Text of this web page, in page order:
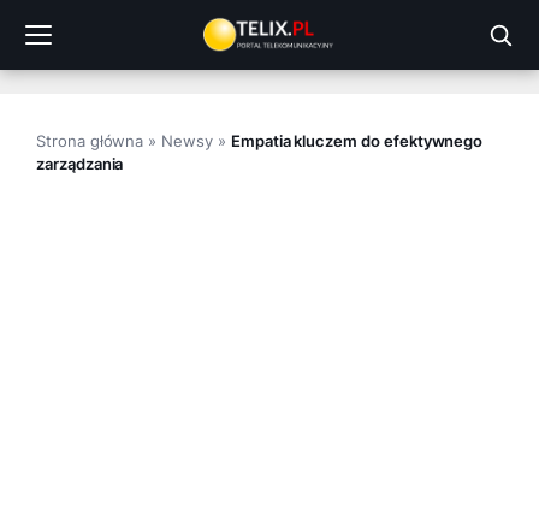
treści
Strona główna » Newsy» Empatia kluczem do efektywnego
zarządzania